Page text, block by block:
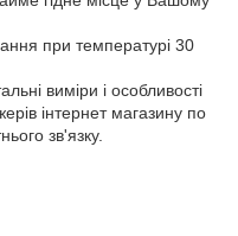
при температурі 30
виміри і особливості
інтернет магазину по
зв'язку.